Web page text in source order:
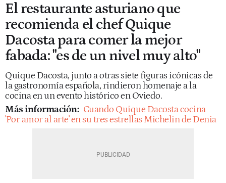
El restaurante asturiano que
recomienda el chef Quique
Dacosta para comer la mejor
fabada: "es de un nivel muy alto"
Quique Dacosta, junto a otras siete figuras icónicas de
la gastronomía española, rindieron homenaje a la
cocina en un evento histórico en Oviedo.
Más información: Cuando Quique Dacosta cocina
'Por amor al arte' en su tres estrellas Michelin de Denia